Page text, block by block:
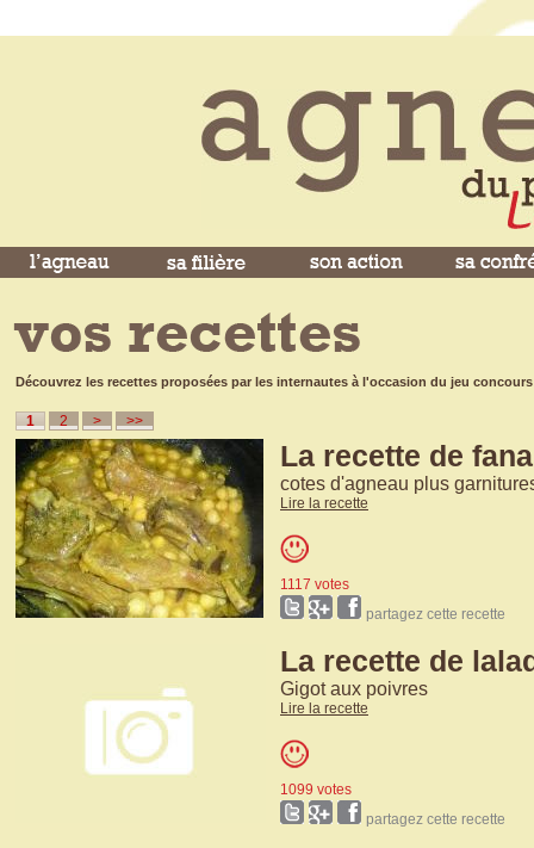
Découvrez les recettes proposées par les internautes à l'occasion du jeu
1 2 > >>
La recette de
cotes d'agneau plus
Lire la recette
1117 votes
partagez cette recette
La recette de
Gigot aux poivres
Lire la recette
1099 votes
partagez cette recette